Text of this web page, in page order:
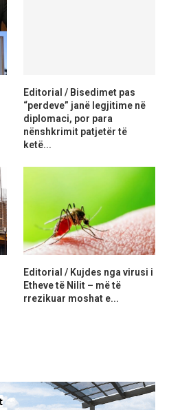
Editorial / Bisedimet pas
“perdeve” janë legjitime në
diplomaci, por para
nënshkrimit patjetër të
ketë...
Editorial / Kujdes nga virusi i
Etheve të Nilit – më të
rrezikuar moshat e...